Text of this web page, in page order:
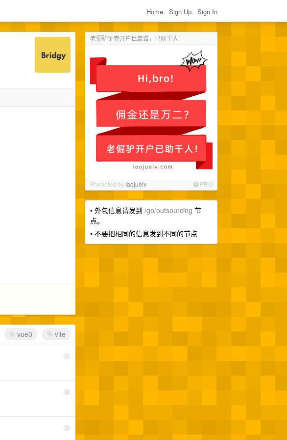
Home Sign Up Sign In
老倔驴证券开户巨靠谱，已助千人!
Promoted bylaojuelv PRO
• 外包信息请发到 /go/outsourcing 节
点。
• 不要把相同的信息发到不同的节点
vue3 vite
1
2
3